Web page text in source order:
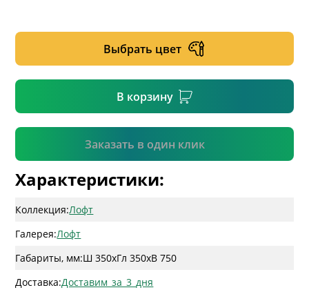
Выбрать цвет
В корзину
Заказать в один клик
Подтвердить
Характеристики:
Коллекция:Лофт
Галерея:Лофт
Габариты, мм:Ш 350xГл 350xВ 750
Доставка:Доставим_за_3_дня